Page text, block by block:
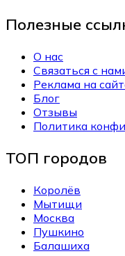
Полезные
О нас
Связаться с
Реклама на
Блог
Отзывы
Политика
ТОП городов
Королёв
Мытищи
Москва
Пушкино
Балашиха